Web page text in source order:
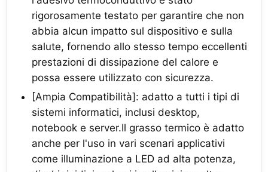
rigorosamente testato per garantire che non
abbia alcun impatto sul dispositivo e sulla
salute, fornendo allo stesso tempo eccellenti
prestazioni di dissipazione del calore e
possa essere utilizzato con sicurezza.
[Ampia Compatibilità]: adatto a tutti i tipi di
sistemi informatici, inclusi desktop,
notebook e server.Il grasso termico è adatto
anche per l'uso in vari scenari applicativi
come illuminazione a LED ad alta potenza,